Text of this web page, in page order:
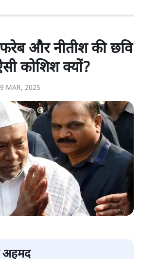
और नीतीश की छवि
कोशिश क्यों?
MAR, 2025
अहमद